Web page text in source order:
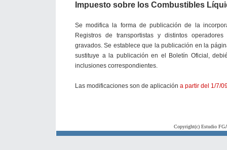
Impuesto sobre los Combustibles
Se modifica la forma de publicación de la
Registros de transportistas y distintos
gravados. Se establece que la publicación en la
sustituye a la publicación en el Boletín Oficial,
inclusiones correspondientes.
Las modificaciones son de aplicación a partir del 1/7/
Copyright(c) Estudio